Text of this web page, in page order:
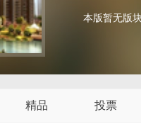
本版暂无版
精品 投票